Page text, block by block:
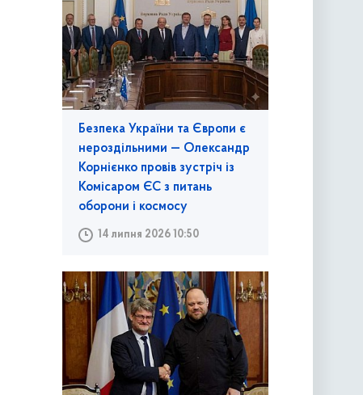
Безпека України та Європи є
нероздільними — Олександр
Корнієнко провів зустріч із
Комісаром ЄС з питань
оборони і космосу
14 липня 2026 10:50